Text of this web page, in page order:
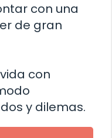
con una
de gran
con
y dilemas.